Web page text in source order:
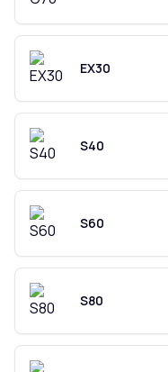
EX30
S40
S60
S80